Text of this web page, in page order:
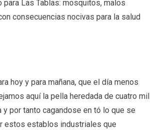
Las Tablas: mosquitos, malos
consecuencias nocivas para la salud
hoy y para mañana, que el día menos
aquí la pella heredada de cuatro mil
y por tanto cagandose en tó lo que se
estos establos industriales que